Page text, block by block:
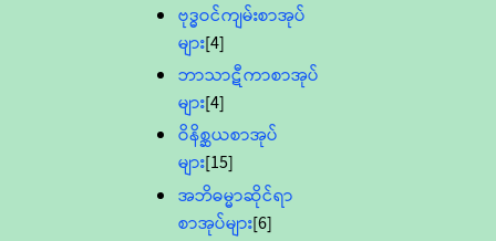
ဗုဒ္ဓဝင်ကျမ်းစာအုပ်
များ[4]
ဘာသာဋီကာစာအုပ်
များ[4]
ဝိနိစ္ဆယစာအုပ်
များ[15]
အဘိဓမ္မာဆိုင်ရာ
စာအုပ်များ[6]